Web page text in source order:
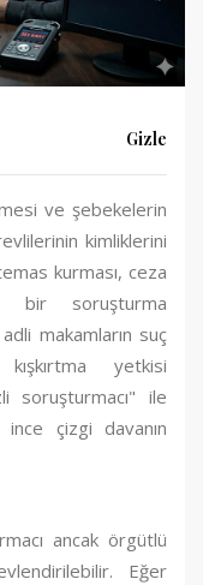
Gizle
ve şebekelerin
kimliklerini
kurması, ceza
bir soruşturma
makamların suç
yetkisi
soruşturmacı" ile
ince çizgi davanın
ancak örgütlü
Eğer